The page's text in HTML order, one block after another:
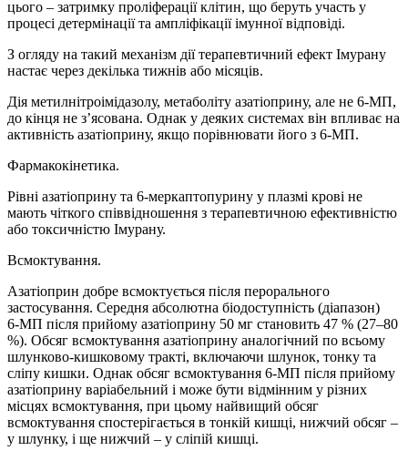
цього – затримку проліферації клітин, що беруть участь у
процесі детермінації та ампліфікації імунної відповіді.
З огляду на такий механізм дії терапевтичний ефект Імурану
настає через декілька тижнів або місяців.
Дія метилнітроімідазолу, метаболіту азатіоприну, але не 6‑МП,
до кінця не з’ясована. Однак у деяких системах він впливає на
активність азатіоприну, якщо порівнювати його з 6‑МП.
Фармакокінетика.
Рівні азатіоприну та 6-меркаптопурину у плазмі крові не
мають чіткого співвідношення з терапевтичною ефективністю
або токсичністю Імурану.
Всмоктування.
Азатіоприн добре всмоктується після перорального
застосування. Середня абсолютна біодоступність (діапазон)
6‑МП після прийому азатіоприну 50 мг становить 47 % (27–80
%). Обсяг всмоктування азатіоприну аналогічний по всьому
шлунково-кишковому тракті, включаючи шлунок, тонку та
сліпу кишки. Однак обсяг всмоктування 6‑МП після прийому
азатіоприну варіабельний і може бути відмінним у різних
місцях всмоктування, при цьому найвищий обсяг
всмоктування спостерігається в тонкій кишці, нижчий обсяг –
у шлунку, і ще нижчий – у сліпій кишці.